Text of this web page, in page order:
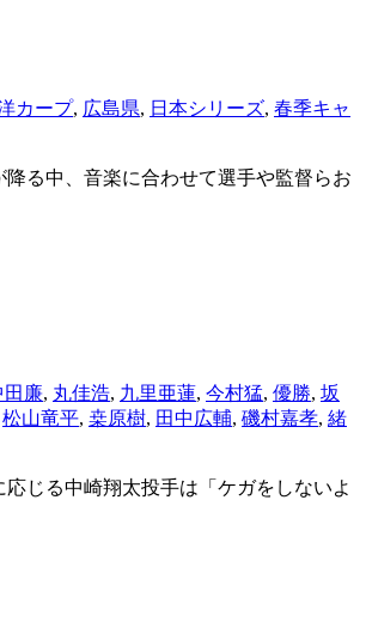
カープ, 広島県, 日本シリーズ, 春季キャ
る中、音楽に合わせて選手や監督らお
田廉, 丸佳浩, 九里亜蓮, 今村猛, 優勝, 坂
松山竜平, 桒原樹, 田中広輔, 磯村嘉孝, 緒
じる中崎翔太投手は「ケガをしないよ